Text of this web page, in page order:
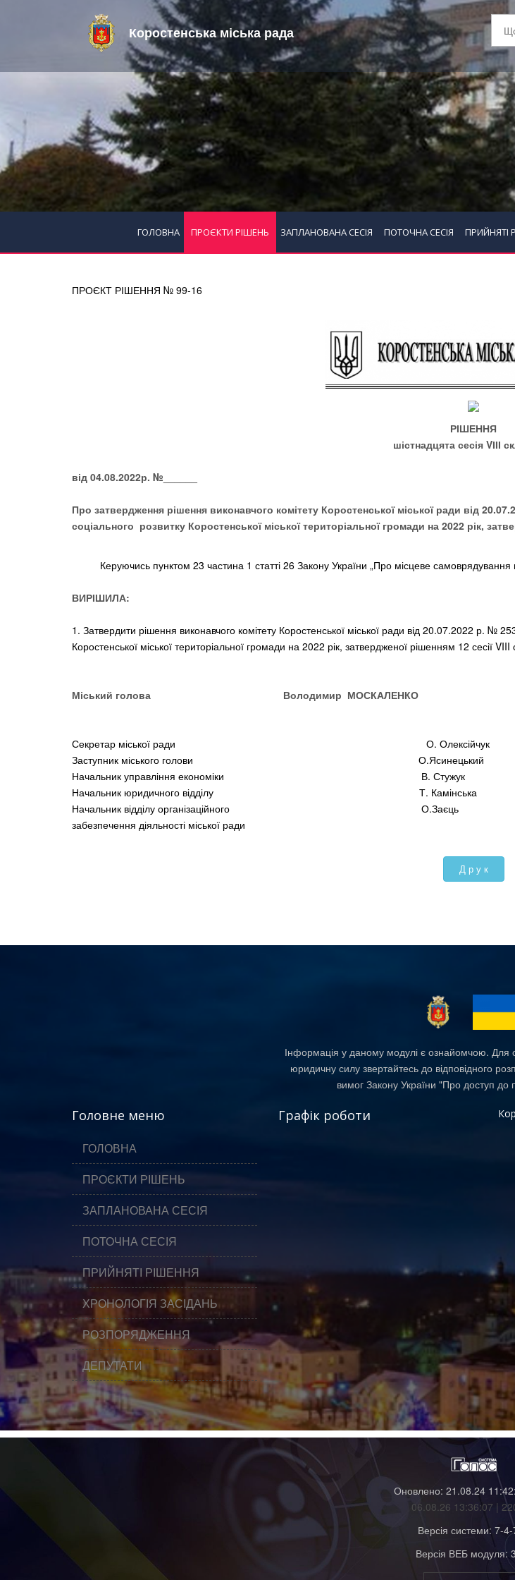
Коростенська міська рада
ГОЛОВНА ПРОЄКТИ РІШЕНЬ ЗАПЛАНОВАНА СЕСІЯ ПОТОЧНА СЕСІЯ ПРИЙНЯТІ
ПРОЄКТ РІШЕННЯ № 99-16
РІШЕННЯ
шістнадцята сесія VІІІ
від 04.08.2022р. №______
Про затвердження рішення виконавчого комітету Коростенської міської ради від
соціального розвитку Коростенської міської територіальної громади на 2022 рік,
Керуючись пунктом 23 частина 1 статті 26 Закону України „Про місцеве самоврядування в
ВИРІШИЛА:
1. Затвердити рішення виконавчого комітету Коростенської міської ради від 20.07.2022 р. №
Коростенської міської територіальної громади на 2022 рік, затвердженої рішенням 12 сесії
Міський голова Володимир МОСКАЛЕНКО
Секретар міської ради О. Олексійчук
Заступник міського голови О.Ясинецький
Начальник управління економіки В. Стужук
Начальник юридичного відділу Т. Камінська
Начальник відділу організаційного О.Заєць
забезпечення діяльності міської ради
Інформація у даному модулі є ознайомчою. Для
юридичну силу звертайтесь до відповідного
вимог Закону України "Про доступ до
Головне меню
ГОЛОВНА
ПРОЄКТИ РІШЕНЬ
ЗАПЛАНОВАНА СЕСІЯ
ПОТОЧНА СЕСІЯ
ПРИЙНЯТІ РІШЕННЯ
ХРОНОЛОГІЯ ЗАСІДАНЬ
РОЗПОРЯДЖЕННЯ
ДЕПУТАТИ
Графік роботи
Оновлено: 21.08.24
06.08.26 13:36:07 |
Версія системи: 7-4-
Версія ВЕБ модуля: